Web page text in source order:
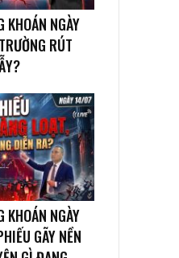
KHOÁN NGÀY
RÚT
KHOÁN NGÀY
GÃY NỀN